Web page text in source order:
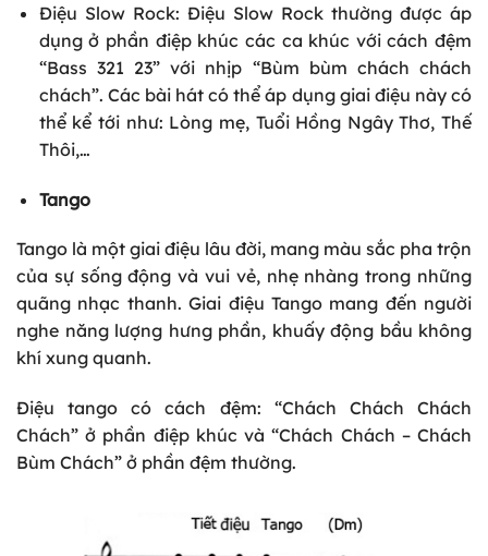
Điệu Slow Rock: Điệu Slow Rock thường được áp
dụng ở phần điệp khúc các ca khúc với cách đệm
“Bass 321 23” với nhịp “Bùm bùm chách chách
chách”. Các bài hát có thể áp dụng giai điệu này có
thể kể tới như: Lòng mẹ, Tuổi Hồng Ngây Thơ, Thế
Thôi,…
Tango
Tango là một giai điệu lâu đời, mang màu sắc pha trộn
của sự sống động và vui vẻ, nhẹ nhàng trong những
quãng nhạc thanh. Giai điệu Tango mang đến người
nghe năng lượng hưng phần, khuấy động bầu không
khí xung quanh.
Điệu tango có cách đệm: “Chách Chách Chách
Chách” ở phần điệp khúc và “Chách Chách – Chách
Bùm Chách” ở phần đệm thường.